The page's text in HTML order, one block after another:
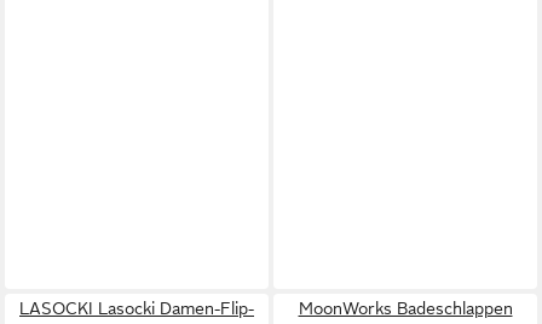
LASOCKI Lasocki Damen-Flip-
MoonWorks Badeschlappen